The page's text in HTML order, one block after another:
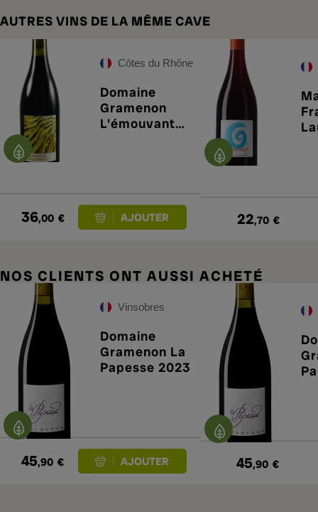
AUTRES VINS DE LA MÊME CAVE
Côtes du Rhône
Domaine
Gramenon
L'émouvante
36,00 € 22,70 €
NOS CLIENTS ONT AUSSI ACHETÉ
Vinsobres
Domaine
Gramenon La
Papesse 2023
45,90 € 45,90 €